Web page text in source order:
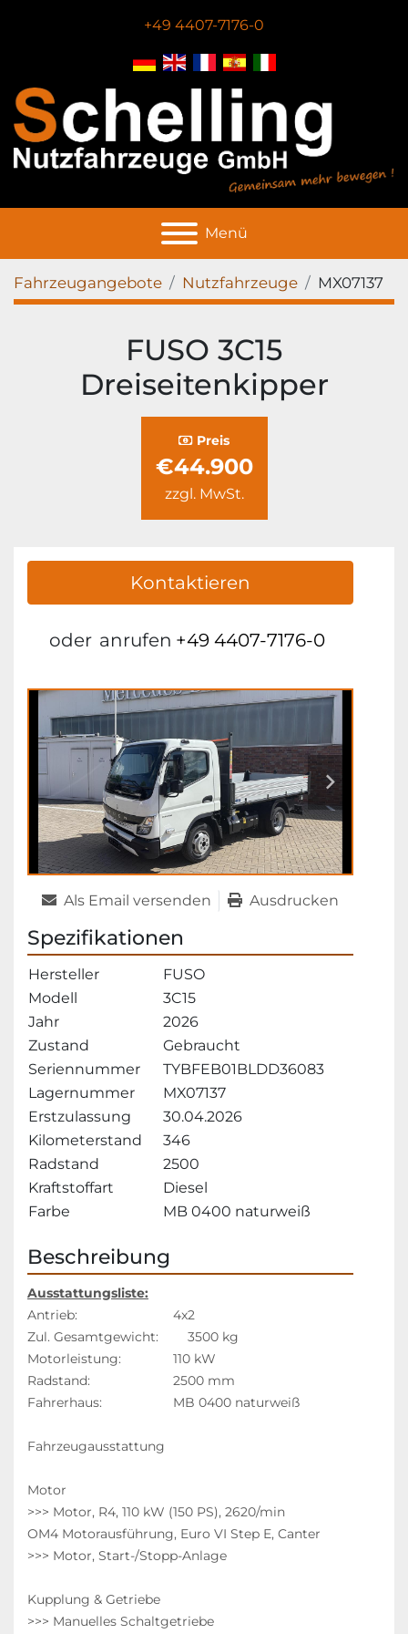
+49 4407-7176-0
Menü
Fahrzeugangebote Nutzfahrzeuge MX07137
FUSO 3C15
Dreiseitenkipper
Preis
€44.900
zzgl. MwSt.
Kontaktieren
oder anrufen +49 4407-7176-0
Als Email versenden Ausdrucken
Spezifikationen
Hersteller
FUSO
Modell
3C15
Jahr
2026
Zustand
Gebraucht
Seriennummer
TYBFEB01BLDD36083
Lagernummer
MX07137
Erstzulassung
30.04.2026
Kilometerstand
346
Radstand
2500
Kraftstoffart
Diesel
Farbe
MB 0400 naturweiß
Beschreibung
Ausstattungsliste:
4x2
3500 kg
Motorleistung:        		110 kW
2500 mm
Fahrerhaus:
MB 0400 naturweiß
Fahrzeugausstattung
Motor
>>> Motor, R4, 110 kW (150 PS), 2620/min
OM4 Motorausführung, Euro VI Step E, Canter
>>> Motor, Start-/Stopp-Anlage
Kupplung & Getriebe
>>> Manuelles Schaltgetriebe